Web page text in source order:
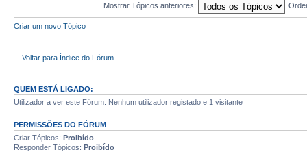
Mostrar Tópicos anteriores:
Criar um novo Tópico
Voltar para Índice do Fórum
QUEM ESTÁ LIGADO:
Utilizador a ver este Fórum: Nenhum utilizador registado e 1 visitante
PERMISSÕES DO FÓRUM
Criar Tópicos: Proibído
Responder Tópicos: Proibído